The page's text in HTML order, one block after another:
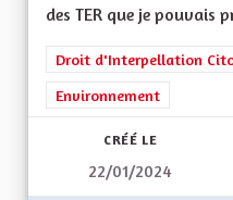
des TER que je pouvais
Droit d'Interpellation
Environnement
CRÉÉ LE
22/01/2024